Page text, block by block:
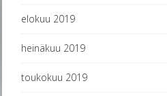
elokuu 2019
heinäkuu 2019
toukokuu 2019